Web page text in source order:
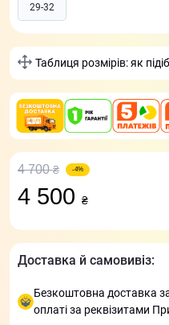
29-32
Таблиця розмірів: як
4 700₴ -4%
4 500 ₴
Доставка й самовивіз:
Безкоштовна доставка
оплаті за реквізитами